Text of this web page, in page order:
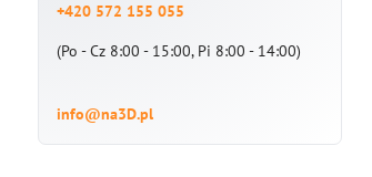
+420 572 155 055
(Po - Cz 8:00 - 15:00, Pi 8:00 - 14:00)
info@na3D.pl